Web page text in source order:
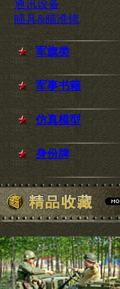
通讯设备
瞄具&瞄准镜
军旗类
军事书籍
仿真模型
身份牌